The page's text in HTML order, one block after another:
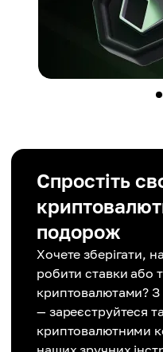
Спростіть
подорож
Хочете зберігати,
робити ставки або
криптовалютами?
— зареєструйтеся
криптовалютними